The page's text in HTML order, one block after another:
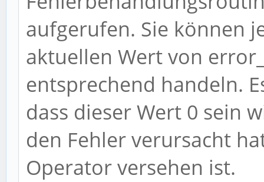
aufgerufen. Sie können
aktuellen Wert von
entsprechend handeln.
dass dieser Wert 0 sein
den Fehler verursacht
Operator versehen ist.